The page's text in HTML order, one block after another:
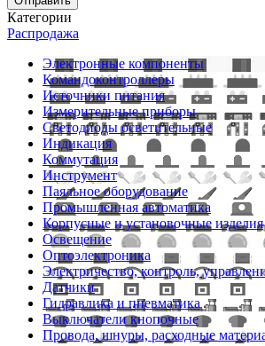
Категории
Распродажа
Электронные компоненты
Командоконтроллеры
Источники питания
Измерительные приборы
Светодиоды осветительные
Индикация
Коммутация
Инструмент
Паяльное оборудование
Промышленная автоматика
Корпусные и установочные изделия
Освещение
Оптоэлектроника
Электричество, контроль,
Датчики
Гидравлика и пневматика
Выключатели кнопочные
Провода, шнуры, расходные